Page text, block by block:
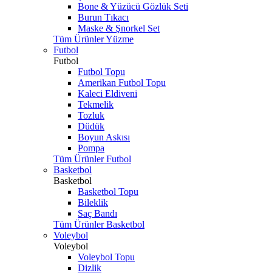
Bone & Yüzücü Gözlük Seti
Burun Tıkacı
Maske & Şnorkel Set
Tüm Ürünler Yüzme
Futbol
Futbol
Futbol Topu
Amerikan Futbol Topu
Kaleci Eldiveni
Tekmelik
Tozluk
Düdük
Boyun Askısı
Pompa
Tüm Ürünler Futbol
Basketbol
Basketbol
Basketbol Topu
Bileklik
Saç Bandı
Tüm Ürünler Basketbol
Voleybol
Voleybol
Voleybol Topu
Dizlik